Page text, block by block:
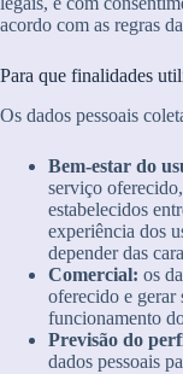
acordo com as regras
Para que finalidades
Os dados pessoais
Bem-estar do
serviço
estabelecidos
experiência dos
depender das
Comercial: os
oferecido e gerar
funcionamento
Previsão do
dados pessoais